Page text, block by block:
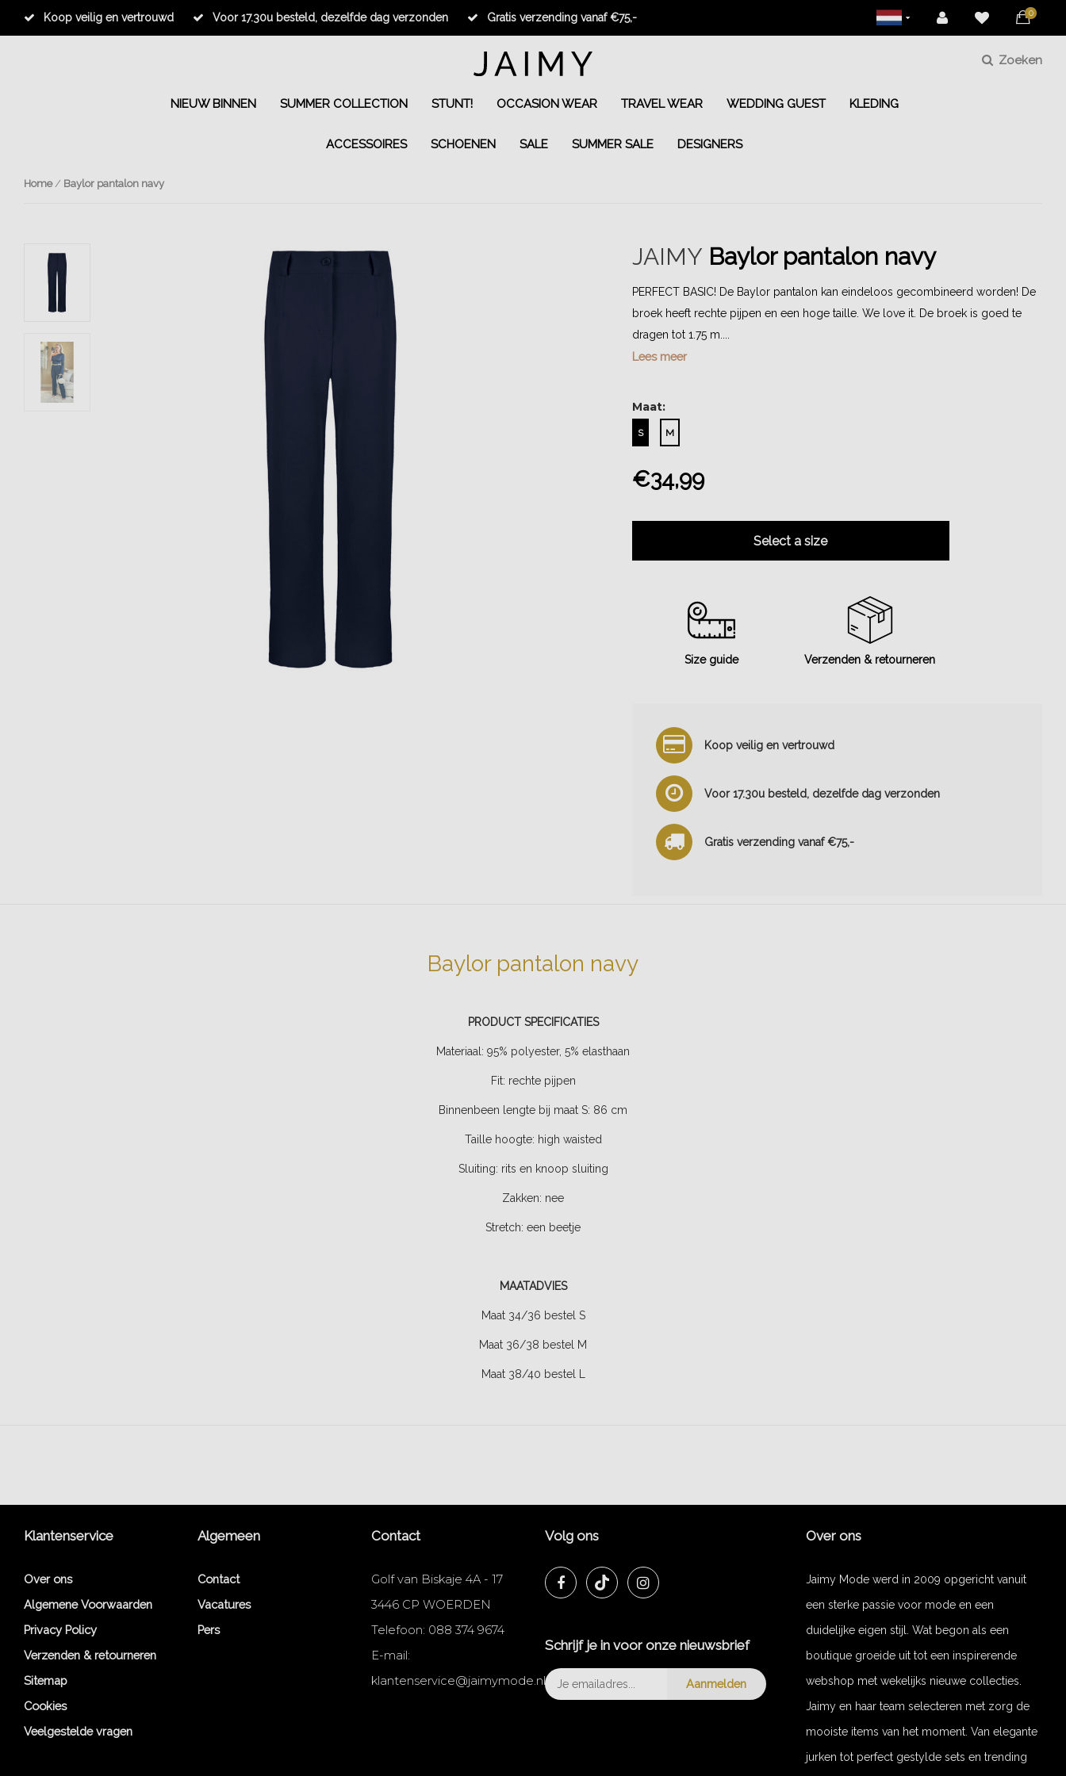
Koop veilig en vertrouwd Voor 17.30u besteld, dezelfde dag verzonden Gratis verzending vanaf €75,- 0
Zoeken
NIEUW BINNEN SUMMER COLLECTION STUNT! OCCASION WEAR TRAVEL WEAR WEDDING GUEST KLEDING
ACCESSOIRES SCHOENEN SALE SUMMER SALE DESIGNERS
Home/ Baylor pantalon navy
JAIMY Baylor pantalon navy
PERFECT BASIC! De Baylor pantalon kan eindeloos gecombineerd worden! De
broek heeft rechte pijpen en een hoge taille. We love it. De broek is goed te
dragen tot 1.75 m....
Lees meer
Maat:
S M
€34,99
Select a size
Size guide Verzenden & retourneren
Koop veilig en vertrouwd
Voor 17.30u besteld, dezelfde dag verzonden
Gratis verzending vanaf €75,-
Baylor pantalon navy
PRODUCT SPECIFICATIES
Materiaal: 95% polyester, 5% elasthaan
Fit: rechte pijpen
Binnenbeen lengte bij maat S: 86 cm
Taille hoogte: high waisted
Sluiting: rits en knoop sluiting
Zakken: nee
Stretch: een beetje
MAATADVIES
Maat 34/36 bestel S
Maat 36/38 bestel M
Maat 38/40 bestel L
Klantenservice
Over ons
Algemene Voorwaarden
Privacy Policy
Verzenden & retourneren
Sitemap
Cookies
Veelgestelde vragen
Algemeen
Contact
Vacatures
Pers
Contact
Golf van Biskaje 4A - 17
3446 CP WOERDEN
Telefoon: 088 374 9674
E-mail:
klantenservice@jaimymode.nl
Volg ons
Schrijf je in voor onze nieuwsbrief
Aanmelden
Over ons
Jaimy Mode werd in 2009 opgericht vanuit
een sterke passie voor mode en een
duidelijke eigen stijl. Wat begon als een
boutique groeide uit tot een inspirerende
webshop met wekelijks nieuwe collecties.
Jaimy en haar team selecteren met zorg de
mooiste items van het moment. Van elegante
jurken tot perfect gestylde sets en trending